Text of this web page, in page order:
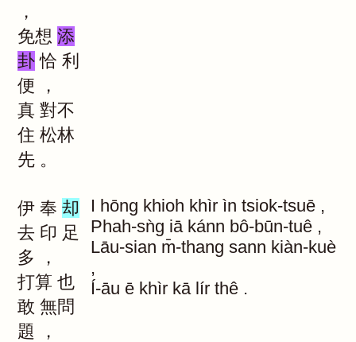
，
免想 添
卦 恰 利
便
，
真 對不
住 松林
先 。
伊 奉 却
去 印 足
多
，
打算 也
敢 無問
題
，
I hōng khioh khìr ìn tsiok-tsuē ,
Phah-sǹg iā kánn bô-būn-tuê ,
Lāu-sian m̄-thang sann kiàn-kuè
,
Í-āu ē khìr kā lír thê .